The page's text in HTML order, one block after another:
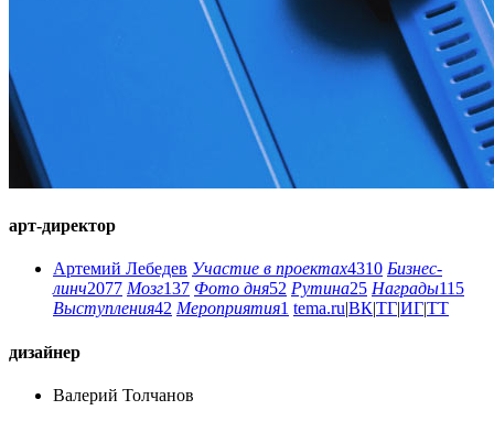
арт-директор
Артемий Лебедев Участие в проектах4310 Бизнес-
линч2077 Мозг137 Фото дня52 Рутина25 Награды115
Выступления42 Мероприятия1 tema.ru|ВК|ТГ|ИГ|ТТ
дизайнер
Валерий Толчанов